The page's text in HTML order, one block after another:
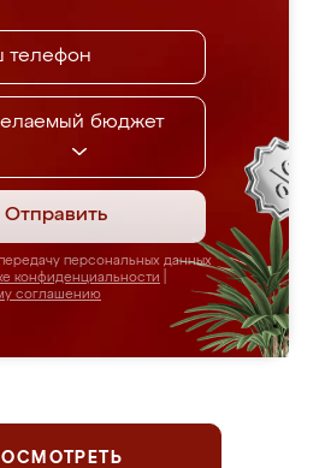
бюджет
Отправить
персональных данных
конфиденциальности
соглашению